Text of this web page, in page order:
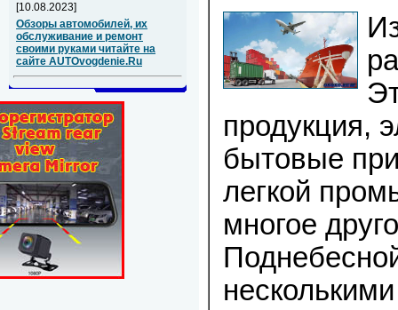
[10.08.2023]
Обзоры автомобилей, их
обслуживание и ремонт
своими руками читайте на
сайте AUTOvogdenie.Ru
продукция,
бытовые
легкой
многое